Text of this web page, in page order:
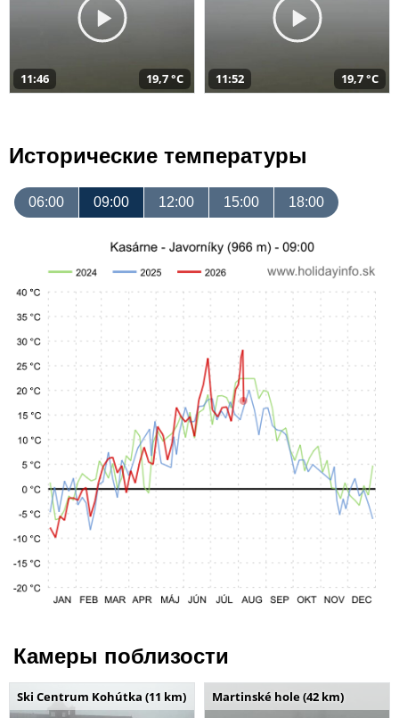
11:46 19,7 °C 11:52 19,7 °C
Исторические температуры
06:00 09:00 12:00 15:00 18:00
Камеры поблизости
Ski Centrum Kohútka (11 km) Martinské hole (42 km)